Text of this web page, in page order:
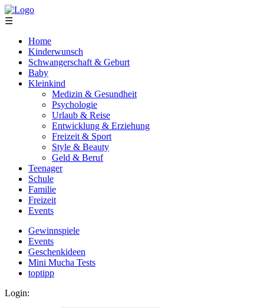
☰
Home
Kinderwunsch
Schwangerschaft & Geburt
Baby
Kleinkind
Medizin & Gesundheit
Psychologie
Urlaub & Reise
Entwicklung & Erziehung
Freizeit & Sport
Style & Beauty
Geld & Beruf
Teenager
Schule
Familie
Freizeit
Events
Gewinnspiele
Events
Geschenkideen
Mini Mucha Tests
toptipp
Login: